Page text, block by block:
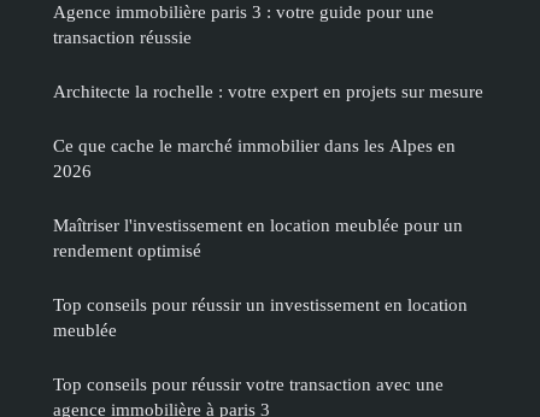
Agence immobilière paris 3 : votre guide pour une
transaction réussie
Architecte la rochelle : votre expert en projets sur mesure
Ce que cache le marché immobilier dans les Alpes en
2026
Maîtriser l'investissement en location meublée pour un
rendement optimisé
Top conseils pour réussir un investissement en location
meublée
Top conseils pour réussir votre transaction avec une
agence immobilière à paris 3